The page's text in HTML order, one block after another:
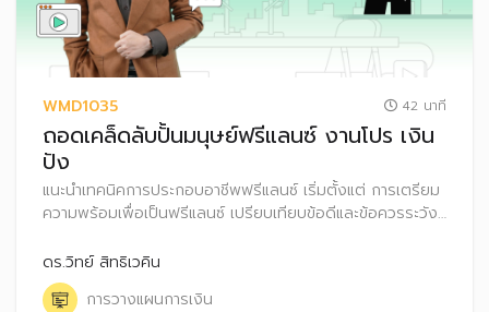
WMD1035 42 นาที
ถอดเคล็ดลับปั้นมนุษย์ฟรีแลนซ์ งานโปร เงิน
ปัง
แนะนำเทคนิคการประกอบอาชีพฟรีแลนซ์ เริ่มตั้งแต่ การเตรียม
ความพร้อมเพื่อเป็นฟรีแลนซ์ เปรียบเทียบข้อดีและข้อควรระวัง
ความสำเร็จ รวมถึงเทคนิคการบริหารจัดการเงินสำหรับอาชีพ
ฟรีแลนซ์
ดร.วิทย์ สิทธิเวคิน
การวางแผนการเงิน